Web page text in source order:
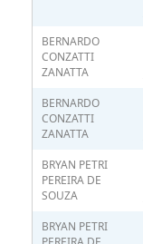
BERNARDO
CONZATTI
ZANATTA
BERNARDO
CONZATTI
ZANATTA
BRYAN PETRI
PEREIRA DE
SOUZA
BRYAN PETRI